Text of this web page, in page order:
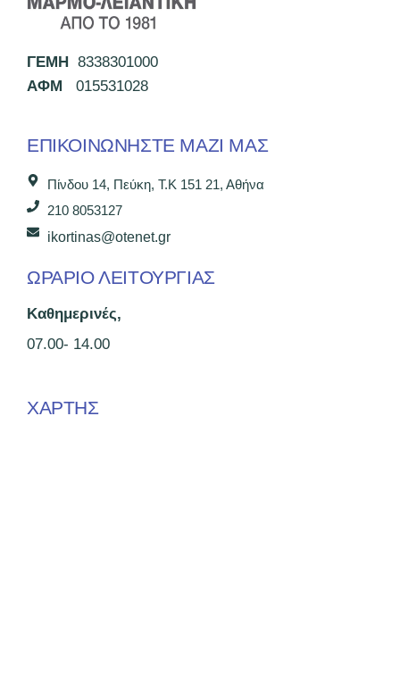
ΓΕΜΗ 8338301000
ΑΦΜ 015531028
ΕΠΙΚΟΙΝΩΝΉΣΤΕ ΜΑΖΊ ΜΑΣ
Πίνδου 14, Πεύκη, Τ.Κ 151 21, Αθήνα
210 8053127
ikortinas@otenet.gr
ΩΡΑΡΙΟ ΛΕΙΤΟΥΡΓΙΑΣ
Καθημερινές,
07.00- 14.00
ΧΑΡΤΗΣ